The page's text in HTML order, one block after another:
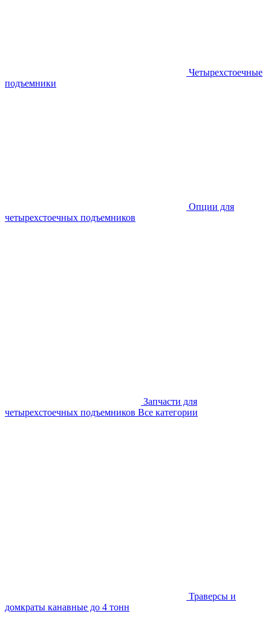
Четырехстоечные
подъемники
Опции для
четырехстоечных подъемников
Запчасти для
четырехстоечных подъемников Все категории
Траверсы и
домкраты канавные до 4 тонн